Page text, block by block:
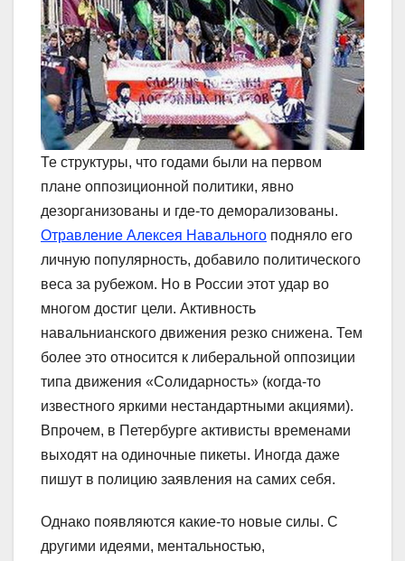
Те структуры, что годами были на первом
плане оппозиционной политики, явно
дезорганизованы и где-то деморализованы.
Отравление Алексея Навального подняло его
личную популярность, добавило политического
веса за рубежом. Но в России этот удар во
многом достиг цели. Активность
навальнианского движения резко снижена. Тем
более это относится к либеральной оппозиции
типа движения «Солидарность» (когда-то
известного яркими нестандартными акциями).
Впрочем, в Петербурге активисты временами
выходят на одиночные пикеты. Иногда даже
пишут в полицию заявления на самих себя.
Однако появляются какие-то новые силы. С
другими идеями, ментальностью,